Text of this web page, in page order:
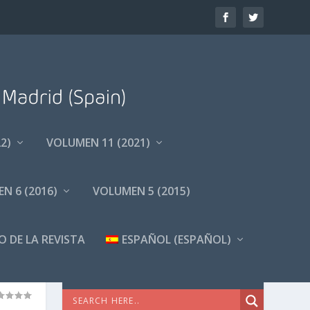
VOLUMEN 11 (2021)
6 (2016) VOLUMEN 5 (2015)
DE LA REVISTA ESPAÑOL (ESPAÑOL)